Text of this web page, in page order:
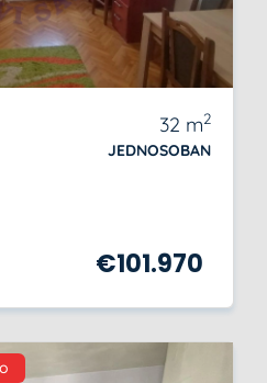
32 m2
JEDNOSOBAN
€101.970